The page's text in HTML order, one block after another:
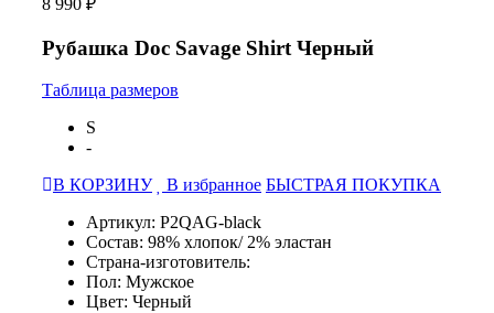
8 990 ₽
Рубашка Doc Savage Shirt Черный
Таблица размеров
S
-
В КОРЗИНУ
В избранное БЫСТРАЯ ПОКУПКА
Артикул: P2QAG-black
Состав: 98% хлопок/ 2% эластан
Страна-изготовитель:
Пол: Мужское
Цвет: Черный